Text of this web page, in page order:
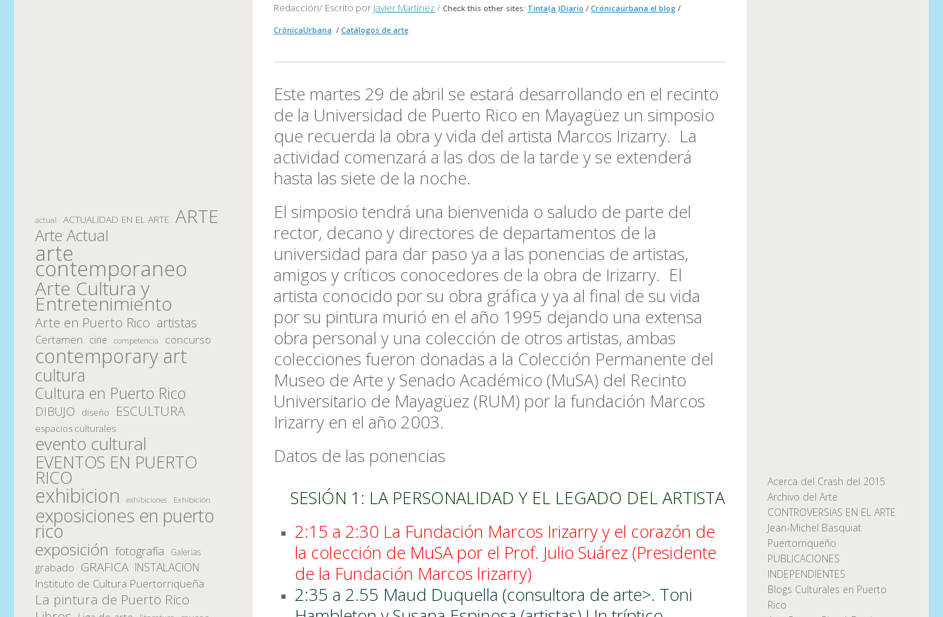
Redacción/ Escrito por Javier Martínez / Check this other sites: Tinta(a )Diario / Crónicaurbana el blog /
CrónicaUrbana / Catálogos de arte
Este martes 29 de abril se estará desarrollando en el recinto
de la Universidad de Puerto Rico en Mayagüez un simposio
que recuerda la obra y vida del artista Marcos Irizarry. La
actividad comenzará a las dos de la tarde y se extenderá
hasta las siete de la noche.
El simposio tendrá una bienvenida o saludo de parte del
rector, decano y directores de departamentos de la
universidad para dar paso ya a las ponencias de artistas,
amigos y críticos conocedores de la obra de Irizarry. El
artista conocido por su obra gráfica y ya al final de su vida
por su pintura murió en el año 1995 dejando una extensa
obra personal y una colección de otros artistas, ambas
colecciones fueron donadas a la Colección Permanente del
Museo de Arte y Senado Académico (MuSA) del Recinto
Universitario de Mayagüez (RUM) por la fundación Marcos
Irizarry en el año 2003.
Datos de las ponencias
SESIÓN 1: LA PERSONALIDAD Y EL LEGADO DEL ARTISTA
2:15 a 2:30 La Fundación Marcos Irizarry y el corazón de
la colección de MuSA por el Prof. Julio Suárez (Presidente
de la Fundación Marcos lrizarry)
2:35 a 2.55 Maud Duquella (consultora de arte>. Toni
actual ACTUALIDAD EN EL ARTE ARTE
Arte Actual
arte
contemporaneo
Arte Cultura y
Entretenimiento
Arte en Puerto Rico artistas
Certamen cine competencia concurso
contemporary art
cultura
Cultura en Puerto Rico
DIBUJO diseño ESCULTURA
espacios culturales
evento cultural
EVENTOS EN PUERTO
RICO
exhibicion exhibiciones Exhibición
exposiciones en puerto
rico
exposición fotografía Galerias
grabado GRAFICA INSTALACION
Instituto de Cultura Puertorriqueña
La pintura de Puerto Rico
Acerca del Crash del 2015
Archivo del Arte
CONTROVERSIAS EN EL ARTE
Jean-Michel Basquiat
Puertorriqueño
PUBLICACIONES
INDEPENDIENTES
Blogs Culturales en Puerto
Rico